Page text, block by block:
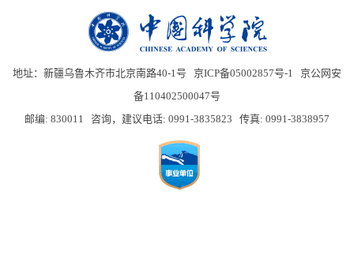
地址：新疆乌鲁木齐市北京南路40-1号 京ICP备05002857号-1 京公网安
备110402500047号
邮编: 830011 咨询，建议电话: 0991-3835823 传真: 0991-3838957